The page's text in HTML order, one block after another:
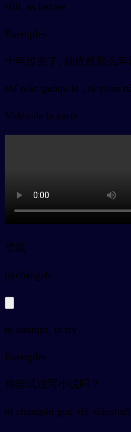
still, as before
Exemples
十年过去了, 她依然那么年
shí nián guòqu le , tā yīrán
Vidéo de la carte
尝试
pychángshì
to attempt, to try
Exemples
你尝试过写小说吗？
nǐ chángshì guò xiě